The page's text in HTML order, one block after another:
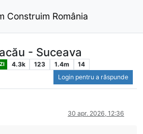
Construim România
- Suceava
4.3k 123 1.4m
14
Login pentru a răspunde
30 apr. 2026, 12:36